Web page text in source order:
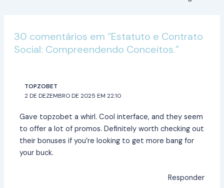
30 comentários em “Estatuto e Contrato
Social: Compreendendo Conceitos.”
TOPZOBET
2 DE DEZEMBRO DE 2025 EM 22:10
Gave topzobet a whirl. Cool interface, and they seem
to offer a lot of promos. Definitely worth checking out
their bonuses if you’re looking to get more bang for
your buck.
Responder